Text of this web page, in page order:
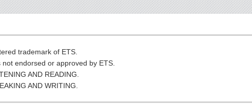
trademark of ETS.
endorsed or approved by ETS.
AND READING.
AND WRITING.